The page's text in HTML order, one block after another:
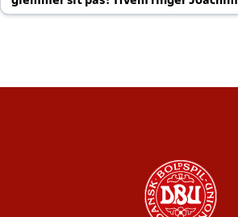
altid til efter kampe?